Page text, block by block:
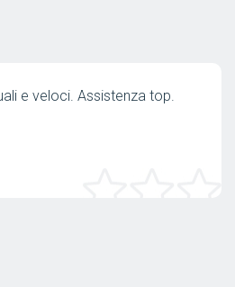
e veloci. Assistenza top.